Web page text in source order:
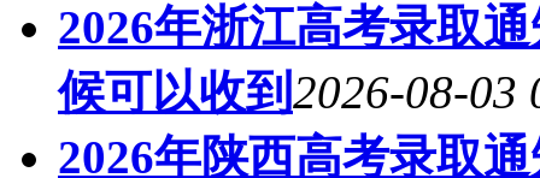
2026年浙江高考录取
候可以收到 2026-08-03
2026年陕西高考录取